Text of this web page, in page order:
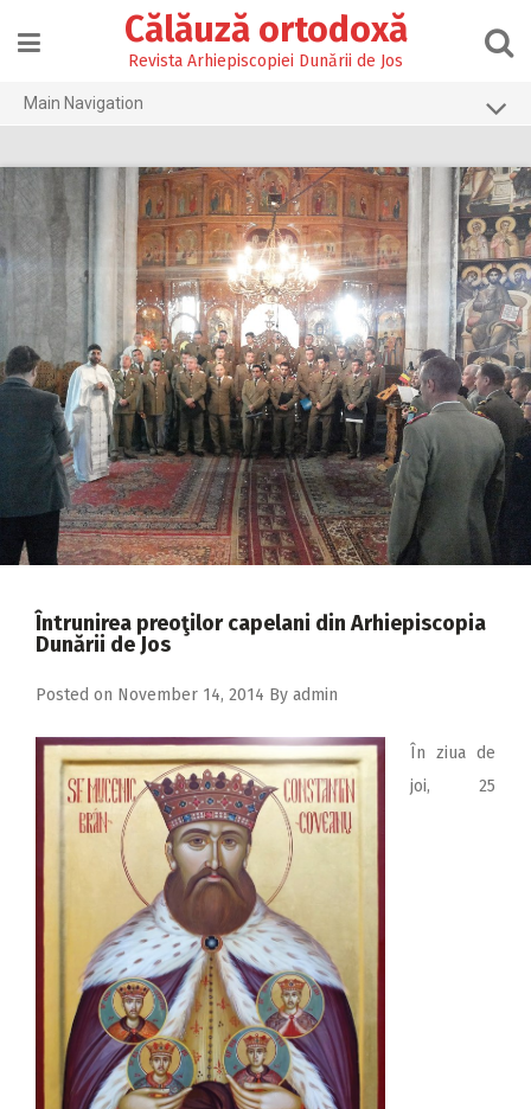
content
Călăuză ortodoxă
Revista Arhiepiscopiei Dunării de Jos
Main Navigation
2025
2024
2022
2021
2020
2019
2018
2016
2013
2009
Întrunirea preoţilor capelani din Arhiepiscopia
Dunării de Jos
Posted on November 14, 2014 By admin
În ziua de
joi, 25